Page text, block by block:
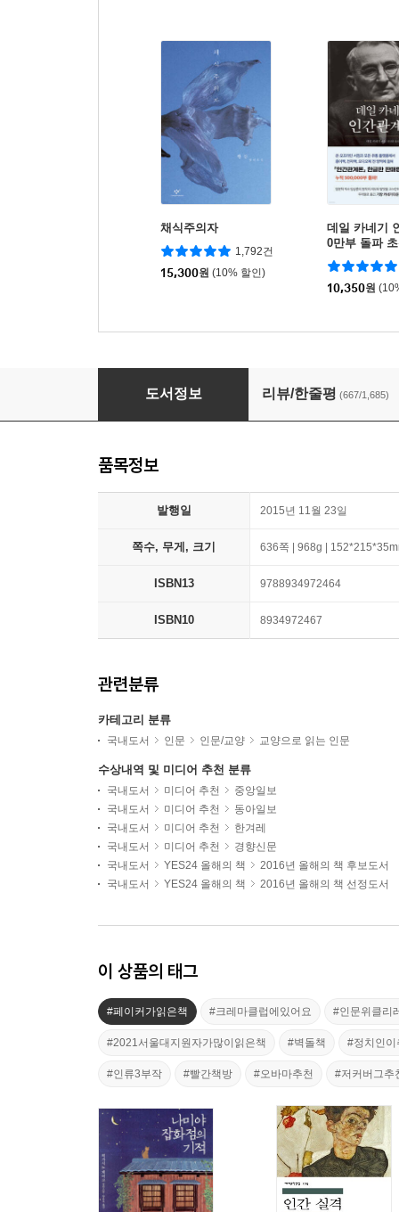
채식주의자
1,792건
15,300원 (10% 할인)
데일 카네기
0만부 돌파
역본)
10,350원
사피엔스
도서정보 리뷰/한줄평 (667/1,685)
품목정보
발행일 2015년 11월 23일
쪽수, 무게, 크기 636쪽 | 968g |
ISBN13 9788934972464
ISBN10 8934972467
관련분류
카테고리 분류
국내도서 인문 인문/교양 교양으로 읽는 인문
수상내역 및 미디어 추천 분류
국내도서 미디어 추천
중앙일보
국내도서
미디어 추천
동아일보
국내도서
미디어 추천
한겨레
국내도서
미디어 추천
경향신문
국내도서
YES24 올해의 책
2016년 올해의 책 후보도서
국내도서
YES24 올해의 책 2016년 올해의 책 선정도서
이 상품의 태그
#페이커가읽은책 #크레마클럽에있어요 #인문위클리
#2021서울대지원자가많이읽은책 #벽돌책 #정치인이
#인류3부작 #빨간책방 #오바마추천 #저커버그추